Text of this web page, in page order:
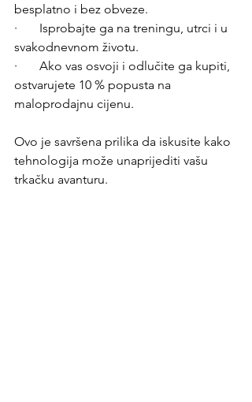
besplatno i bez obveze.
·       Isprobajte ga na treningu, utrci i u
svakodnevnom životu.
·       Ako vas osvoji i odlučite ga kupiti,
ostvarujete 10 % popusta na
maloprodajnu cijenu.
Ovo je savršena prilika da iskusite kako
tehnologija može unaprijediti vašu
trkačku avanturu.